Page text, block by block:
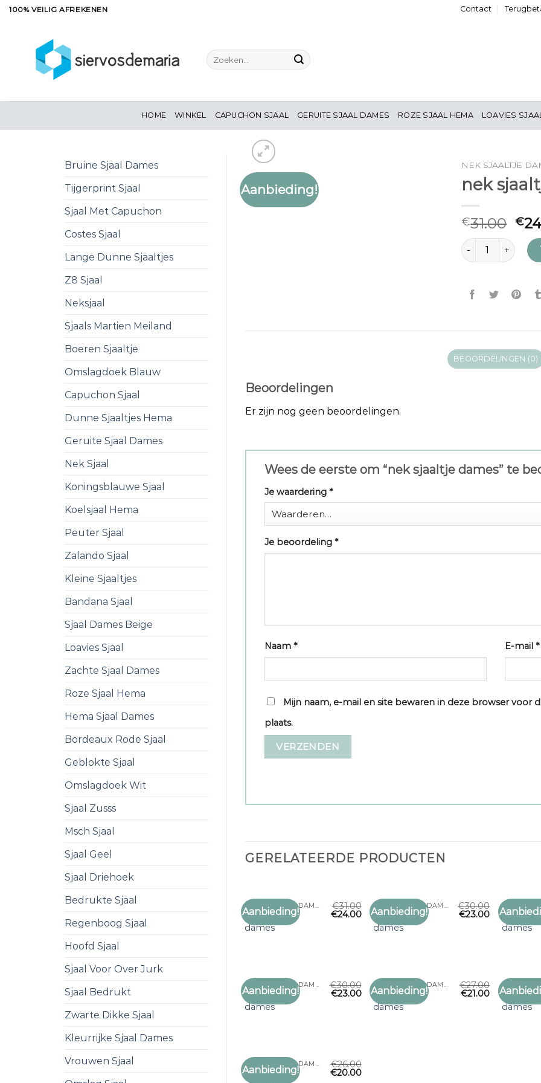
Ga100% VEILIG AFREKENEN Contact
Zoeken
naar:
HOME WINKEL CAPUCHON SJAAL GERUITE SJAAL DAMES ROZE SJAAL HEMA LOAVIES
Bruine Sjaal Dames
Tijgerprint Sjaal
Sjaal Met Capuchon
Costes Sjaal
Lange Dunne Sjaaltjes
Z8 Sjaal
Neksjaal
Sjaals Martien Meiland
Boeren Sjaaltje
Omslagdoek Blauw
Capuchon Sjaal
Dunne Sjaaltjes Hema
Geruite Sjaal Dames
Nek Sjaal
Koningsblauwe Sjaal
Koelsjaal Hema
Peuter Sjaal
Zalando Sjaal
Kleine Sjaaltjes
Bandana Sjaal
Sjaal Dames Beige
Loavies Sjaal
Zachte Sjaal Dames
Roze Sjaal Hema
Hema Sjaal Dames
Bordeaux Rode Sjaal
Geblokte Sjaal
Omslagdoek Wit
Sjaal Zusss
Msch Sjaal
Sjaal Geel
Sjaal Driehoek
Bedrukte Sjaal
Regenboog Sjaal
Hoofd Sjaal
Sjaal Voor Over Jurk
Sjaal Bedrukt
Zwarte Dikke Sjaal
Kleurrijke Sjaal Dames
Vrouwen Sjaal
Aanbieding!
NEK SJAALTJE
nek
€31.00 €
nek sjaaltje
BEOORDELINGEN (0)
Beoordelingen
Er zijn nog geen beoordelingen.
Wees de eerste om “nek sjaaltje dames” te
Je waardering *
Je beoordeling *
Naam * E-mail*
Mijn naam, e-mail en site bewaren in deze browser voor
plaats.
GERELATEERDE PRODUCTEN
Aanbieding!
Toevoegen
NEK SJAALTJE DAMES
nek sjaaltje
dames
€31.00
€24.00 Aanbieding!
Toevoegen
NEK SJAALTJE DAMES
nek sjaaltje
dames
€30.00
€23.00
nek
dames
Aanbieding!
Toevoegen
NEK SJAALTJE DAMES
nek sjaaltje
dames
€30.00
€23.00 Aanbieding!
Toevoegen
NEK SJAALTJE DAMES
nek sjaaltje
dames
€27.00
€21.00
nek
dames
Aanbieding!
Toevoegen
NEK SJAALTJE DAMES
nek sjaaltje
€26.00
€20.00